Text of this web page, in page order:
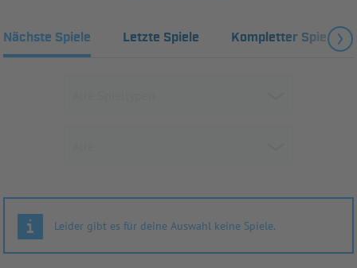
Nächste Spiele Letzte Spiele Kompletter Spielplan
Leider gibt es für deine Auswahl keine Spiele.